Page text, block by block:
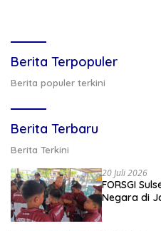
Berita Terpopuler
Berita populer terkini
Berita Terbaru
Berita Terkini
20 Juli 2026
FORSGI
Negara di